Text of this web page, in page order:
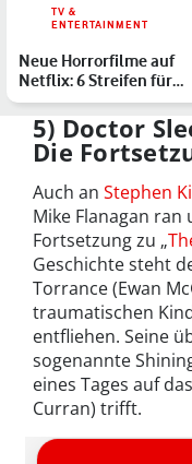
TV &
ENTERTAINMENT
Neue Horrorfilme auf
Netflix: 6 Streifen für
Deinen Gruselabend
5) Doctor
Die
Auch an Stephen
Mike Flanagan
Fortsetzung zu „
Geschichte steht
Torrance (Ewan
traumatischen
entfliehen. Seine
sogenannte
eines Tages auf
Curran) trifft.